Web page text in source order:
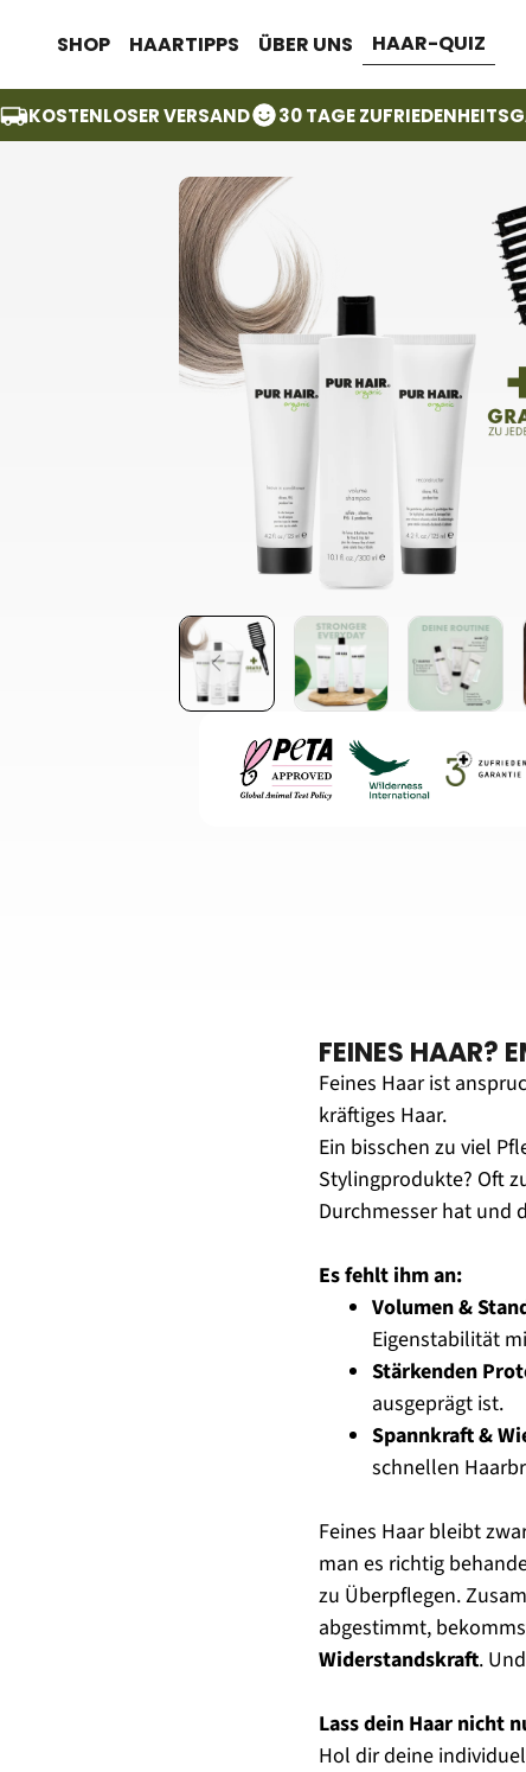
SHOP HAARTIPPS ÜBER UNS HAAR-QUIZ
KOSTENLOSER VERSAND 30 TAGE
FEINES HAAR?
Feines Haar ist
kräftiges Haar.
Ein bisschen zu viel
Stylingprodukte? Oft
Durchmesser hat und
Es fehlt ihm an:
Volumen &
Eigenstabilität
Stärkenden
ausgeprägt ist.
Spannkraft &
schnellen
Feines Haar bleibt
man es richtig
zu Überpflegen.
abgestimmt,
Widerstandskraft.
Lass dein Haar nicht
Hol dir deine